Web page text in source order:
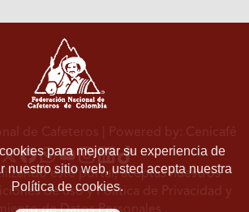
para mejorar su experiencia de
nuestro sitio web, usted acepta nuestra
Política de cookies.
de Cafeteros | Powered by: Cenicafé
este portal, aceptas nuestros
de usoyPolítica de Privacidad y
de Datos Personales